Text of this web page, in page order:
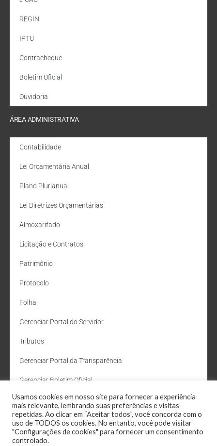
REGIN
IPTU
Contracheque
Boletim Oficial
Ouvidoria
ÁREA ADMINISTRATIVA
Contabilidade
Lei Orçamentária Anual
Plano Plurianual
Lei Diretrizes Orçamentárias
Almoxarifado
Licitação e Contratos
Patrimônio
Protocolo
Folha
Gerenciar Portal do Servidor
Tributos
Gerenciar Portal da Transparência
Gerenciar Boletim Oficial
Departamento de Água e Esgoto
Administração Site
Webmail
Usamos cookies em nosso site para fornecer a experiência
mais relevante, lembrando suas preferências e visitas
repetidas. Ao clicar em “Aceitar todos”, você concorda com o
uso de TODOS os cookies. No entanto, você pode visitar
"Configurações de cookies" para fornecer um consentimento
controlado.